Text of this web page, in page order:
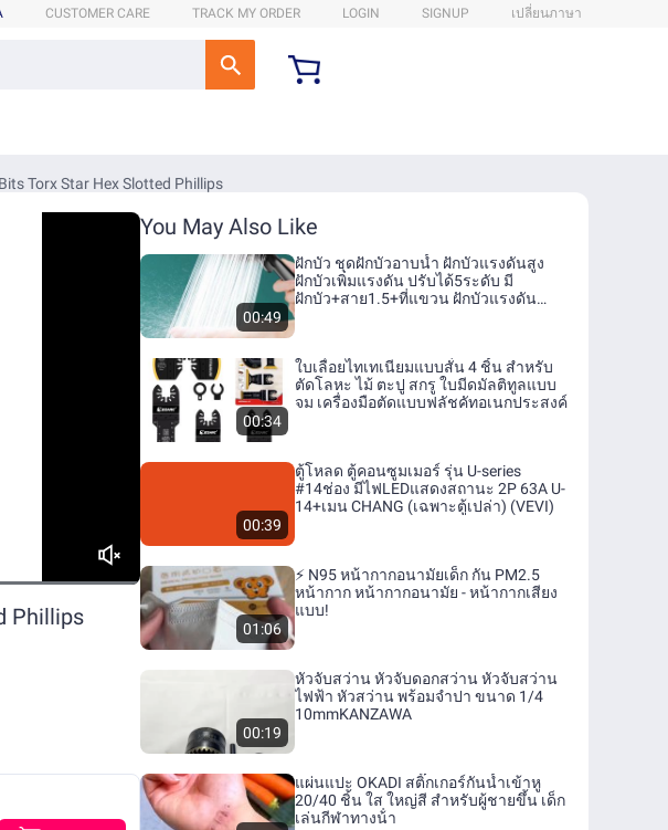
CUSTOMER CARE TRACK MY ORDER LOGIN SIGNUP เปลี่ยนภาษา
Torx Star Hex Slotted Phillips
Phillips
You May Also Like
00:49
ฝักบัว ชุดฝักบัวอาบน้ำ ฝักบัวแรงดันสูง
ฝักบัวเพิ่มแรงดัน ปรับได้5ระดับ มี
ฝักบัว+สาย1.5+ที่แขวน ฝักบัวแรงดัน
00:34
ใบเลื่อยไทเทเนียมแบบสั่น 4 ชิ้น สำหรับ
ตัดโลหะ ไม้ ตะปู สกรู ใบมีดมัลติทูลแบบ
จม เครื่องมือตัดแบบฟลัชคัทอเนกประสงค์
00:39
ตู้โหลด ตู้คอนซูมเมอร์ รุ่น U-series
#14ช่อง มีไฟLEDแสดงสถานะ 2P 63A U-
14+เมน CHANG (เฉพาะตู้เปล่า) (VEVI)
01:06
⚡ N95 หน้ากากอนามัยเด็ก กัน PM2.5
หน้ากาก หน้ากากอนามัย - หน้ากากเสียง
แบบ!
00:19
หัวจับสว่าน หัวจับดอกสว่าน หัวจับสว่าน
ไฟฟ้า หัวสว่าน พร้อมจำปา ขนาด 1/4
10mmKANZAWA
แผ่นแปะ OKADI สติ๊กเกอร์กันน้ำเข้าหู
20/40 ชิ้น ใส ใหญ่สี สำหรับผู้ชายขึ้น เด็ก
เล่นกีฬาทางน้ํา